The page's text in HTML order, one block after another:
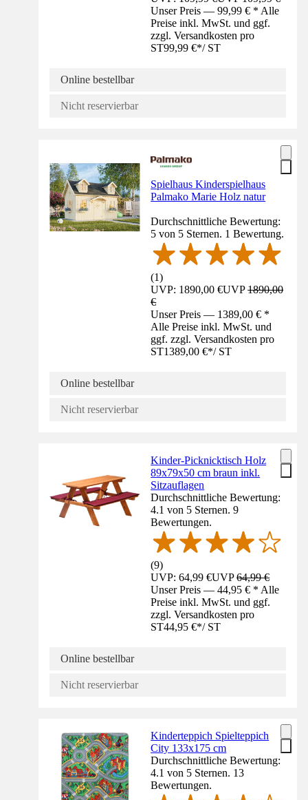
Unser Preis — 99,99 € * Alle
Preise inkl. MwSt. und ggf.
zzgl. Versandkosten pro
ST99,99 €*/ ST
Online bestellbar
Nicht reservierbar
Spielhaus Kinderspielhaus
Palmako Marie Holz natur
Durchschnittliche Bewertung:
5 von 5 Sternen. 1 Bewertung.
(1)
UVP: 1890,00 €UVP1890,00
€
Unser Preis — 1389,00 € *
Alle Preise inkl. MwSt. und
ggf. zzgl. Versandkosten pro
ST1389,00 €*/ ST
Online bestellbar
Nicht reservierbar
Kinder-Picknicktisch Holz
89x79x50 cm braun inkl.
Sitzauflagen
Durchschnittliche Bewertung:
4.1 von 5 Sternen. 9
Bewertungen.
(9)
UVP: 64,99 €UVP64,99 €
Unser Preis — 44,95 € * Alle
Preise inkl. MwSt. und ggf.
zzgl. Versandkosten pro
ST44,95 €*/ ST
Online bestellbar
Nicht reservierbar
Kinderteppich Spielteppich
City 133x175 cm
Durchschnittliche Bewertung:
4.1 von 5 Sternen. 13
Bewertungen.